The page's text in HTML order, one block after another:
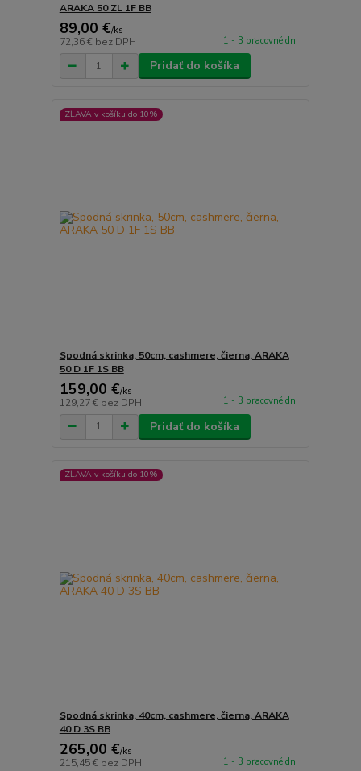
ARAKA 50 ZL 1F BB
89,00 €/ks
72,36 € bez DPH 1 - 3 pracovné dni
Pridať do košíka
ZĽAVA v košíku do 10%
Spodná skrinka, 50cm, cashmere, čierna, ARAKA
50 D 1F 1S BB
159,00 €/ks
129,27 € bez DPH 1 - 3 pracovné dni
Pridať do košíka
ZĽAVA v košíku do 10%
Spodná skrinka, 40cm, cashmere, čierna, ARAKA
40 D 3S BB
265,00 €/ks
215,45 € bez DPH 1 - 3 pracovné dni